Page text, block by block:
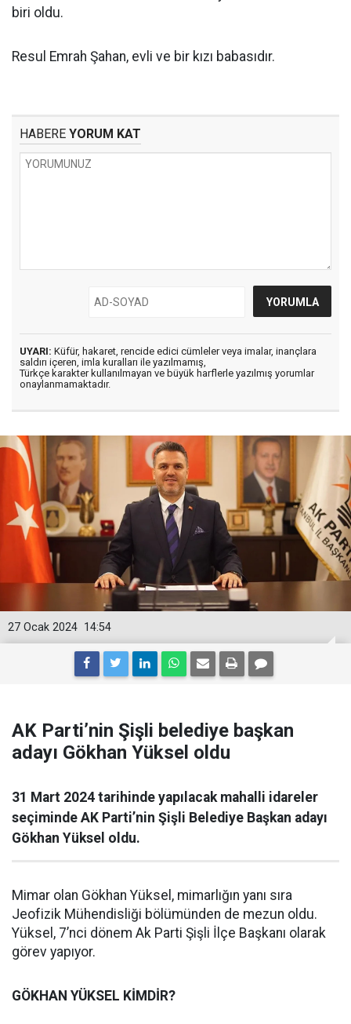
biri oldu.
Resul Emrah Şahan, evli ve bir kızı babasıdır.
HABERE YORUM KAT
UYARI: Küfür, hakaret, rencide edici cümleler veya imalar, inançlara
saldırı içeren, imla kuralları ile yazılmamış,
Türkçe karakter kullanılmayan ve büyük harflerle yazılmış yorumlar
onaylanmamaktadır.
14:54
27 Ocak 2024
AK Parti’nin Şişli belediye başkan
adayı Gökhan Yüksel oldu
31 Mart 2024 tarihinde yapılacak mahalli idareler
seçiminde AK Parti’nin Şişli Belediye Başkan adayı
Gökhan Yüksel oldu.
Mimar olan Gökhan Yüksel, mimarlığın yanı sıra
Jeofizik Mühendisliği bölümünden de mezun oldu.
Yüksel, 7’nci dönem Ak Parti Şişli İlçe Başkanı olarak
görev yapıyor.
GÖKHAN YÜKSEL KİMDİR?